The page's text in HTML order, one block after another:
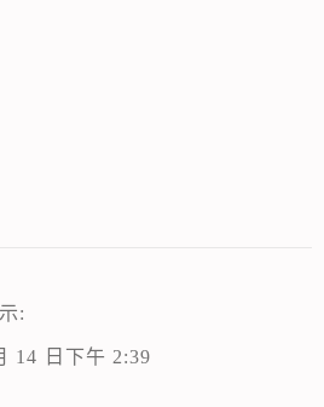
:
14 日下午 2:39